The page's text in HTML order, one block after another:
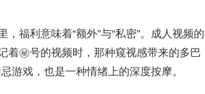
福利意味着“额外”与“私密”。成人视频的
着㊙️号的视频时，那种窥视感带来的多巴
游戏，也是一种情绪上的深度按摩。